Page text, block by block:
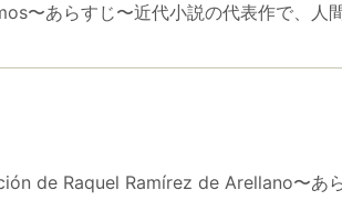
〜あらすじ〜近代小説の代表作で、人
de Raquel Ramírez de Arellano〜あ